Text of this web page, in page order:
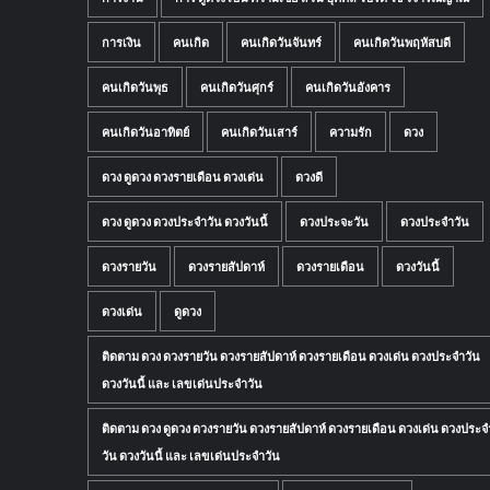
การเงิน คนเกิด คนเกิดวันจันทร์ คนเกิดวันพฤหัสบดี
คนเกิดวันพุธ คนเกิดวันศุกร์ คนเกิดวันอังคาร
คนเกิดวันอาทิตย์ คนเกิดวันเสาร์ ความรัก ดวง
ดวง ดูดวง ดวงรายเดือน ดวงเด่น ดวงดี
ดวง ดูดวง ดวงประจำวัน ดวงวันนี้ ดวงประจะวัน ดวงประจำวัน
ดวงรายวัน ดวงรายสัปดาห์ ดวงรายเดือน ดวงวันนี้
ดวงเด่น ดูดวง
ติดตาม ดวง ดวงรายวัน ดวงรายสัปดาห์ ดวงรายเดือน ดวงเด่น ดวงประจำวัน
ดวงวันนี้ และ เลขเด่นประจำวัน
ติดตาม ดวง ดูดวง ดวงรายวัน ดวงรายสัปดาห์ ดวงรายเดือน ดวงเด่น ดวงประจ
วัน ดวงวันนี้ และ เลขเด่นประจำวัน